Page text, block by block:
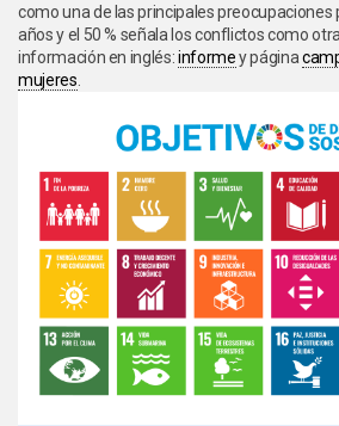
como una de las principales preocupaciones
años y el 50 % señala los conflictos como
información en inglés:informey página
mujeres